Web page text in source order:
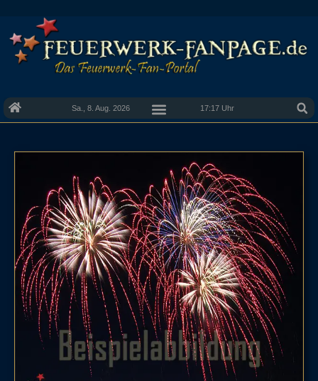
Sa., 8. Aug. 2026 17:17 Uhr